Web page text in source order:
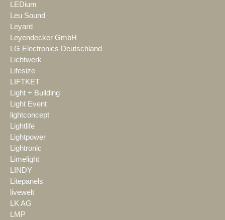
LEDium
Leu Sound
Leyard
Leyendecker GmbH
LG Electronics Deutschland
Lichtwerk
Lifesize
LIFTKET
Light + Building
Light Event
lightconcept
Lightlife
Lightpower
Lightronic
Limelight
LINDY
Litepanels
livewelt
LK AG
LMP